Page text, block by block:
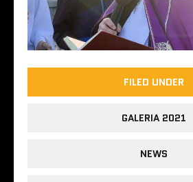
FILED UNDER
GALERIA 2021
NEWS